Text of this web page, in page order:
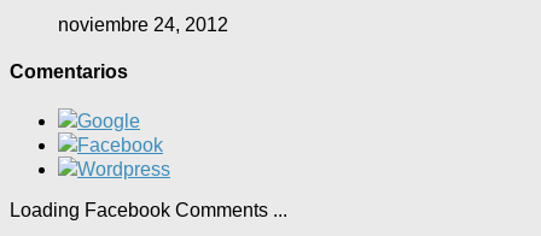
noviembre 24, 2012
Comentarios
Google
Facebook
Wordpress
Loading Facebook Comments ...